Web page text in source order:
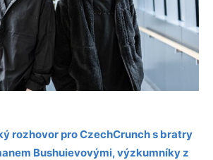
rozhovor pro CzechCrunch s bratry
Bushuievovými, výzkumníky z